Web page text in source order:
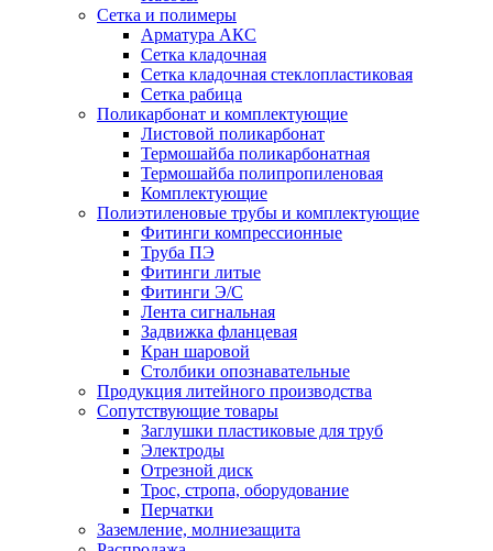
Сетка и полимеры
Арматура АКС
Сетка кладочная
Сетка кладочная стеклопластиковая
Сетка рабица
Поликарбонат и комплектующие
Листовой поликарбонат
Термошайба поликарбонатная
Термошайба полипропиленовая
Комплектующие
Полиэтиленовые трубы и комплектующие
Фитинги компрессионные
Труба ПЭ
Фитинги литые
Фитинги Э/С
Лента сигнальная
Задвижка фланцевая
Кран шаровой
Столбики опознавательные
Продукция литейного производства
Сопутствующие товары
Заглушки пластиковые для труб
Электроды
Отрезной диск
Трос, стропа, оборудование
Перчатки
Заземление, молниезащита